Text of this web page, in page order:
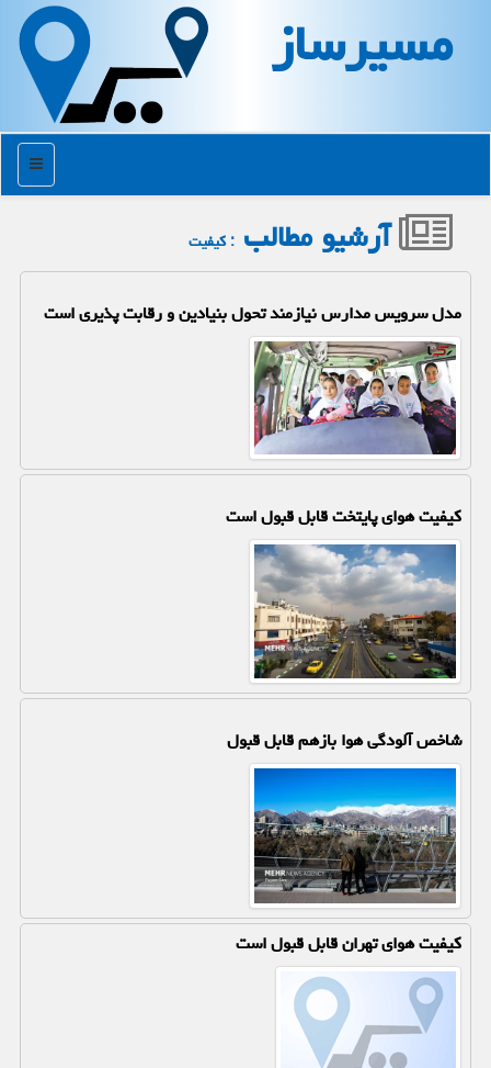
مسیرساز
منو
آرشیو مطالب : كیفیت
مدل سرویس مدارس نیازمند تحول بنیادین و رقابت پذیری است
کیفیت هوای پایتخت قابل قبول است
شاخص آلودگی هوا بازهم قابل قبول
کیفیت هوای تهران قابل قبول است